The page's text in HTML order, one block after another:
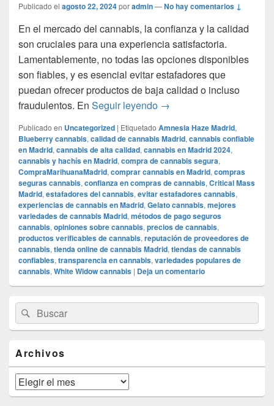
Publicado el agosto 22, 2024poradmin—No hay comentarios ↓
En el mercado del cannabis, la confianza y la calidad
son cruciales para una experiencia satisfactoria.
Lamentablemente, no todas las opciones disponibles
son fiables, y es esencial evitar estafadores que
puedan ofrecer productos de baja calidad o incluso
fraudulentos. En Seguir leyendo Cómo Evitar
→
Publicado en Uncategorized | Etiquetado Amnesia Haze Madrid,
Blueberry cannabis, calidad de cannabis Madrid, cannabis confiable
en Madrid, cannabis de alta calidad, cannabis en Madrid 2024,
cannabis y hachís en Madrid, compra de cannabis segura,
CompraMarihuanaMadrid, comprar cannabis en Madrid, compras
seguras cannabis, confianza en compras de cannabis, Critical Mass
Madrid, estafadores del cannabis, evitar estafadores cannabis,
experiencias de cannabis en Madrid, Gelato cannabis, mejores
variedades de cannabis Madrid, métodos de pago seguros
cannabis, opiniones sobre cannabis, precios de cannabis,
productos verificables de cannabis, reputación de proveedores de
cannabis, tienda online de cannabis Madrid, tiendas de cannabis
confiables, transparencia en cannabis, variedades populares de
cannabis, White Widow cannabis | Deja un comentario
área
de
widget
lateral
primaria
Buscar
por:
Buscar
Archivos
Archivos